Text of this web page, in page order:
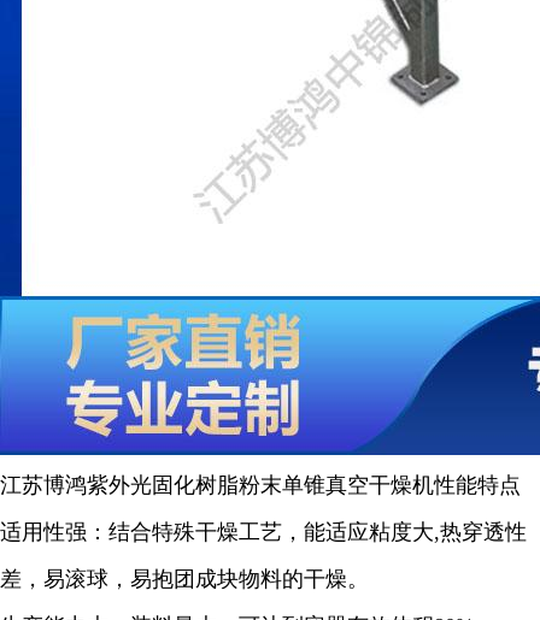
江苏博鸿紫外光固化树脂粉末单锥真空干燥机性能特点
适用性强：结合特殊干燥工艺，能适应粘度大,热穿透性
差，易滚球，易抱团成块物料的干燥。